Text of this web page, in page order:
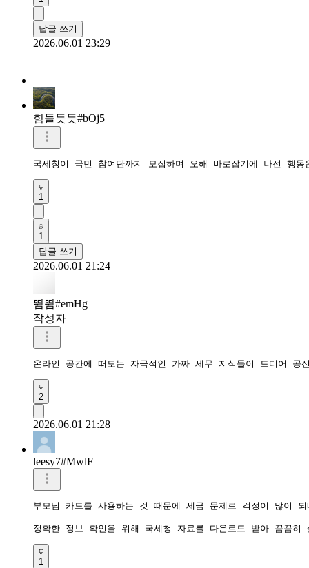
답글 쓰기
2026.06.01 23:29
힘들듯듯#bOj5
국세청이 국민 참여단까지 모집하며 오해 바로잡기에 나선 행
1
1
답글 쓰기
2026.06.01 21:24
뜀뜀#emHg
작성자
온라인 공간에 떠도는 자극적인 가짜 세무 지식들이 드디어 공
2
2026.06.01 21:28
leesy7#MwlF
부모님 카드를 사용하는 것 때문에 세금 문제로 걱정이 많이
정확한 정보 확인을 위해 국세청 자료를 다운로드 받아 꼼꼼히
1